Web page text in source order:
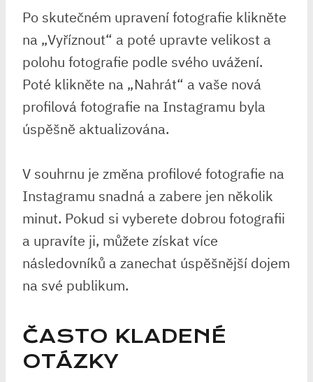
Po skutečném upravení fotografie klikněte
na „Vyříznout“ a poté upravte velikost a
polohu fotografie podle svého uvážení.
Poté klikněte na „Nahrát“ a vaše nová
profilová fotografie na Instagramu byla
úspěšně aktualizována.
V souhrnu je změna profilové fotografie na
Instagramu snadná a zabere jen několik
minut. Pokud si vyberete dobrou fotografii
a upravíte ji, můžete získat více
následovníků a zanechat úspěšnější dojem
na své publikum.
ČASTO KLADENÉ
OTÁZKY